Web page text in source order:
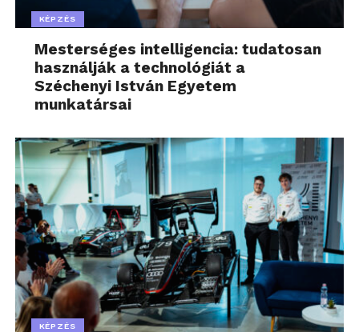
KÉPZÉS
Mesterséges intelligencia: tudatosan
használják a technológiát a
Széchenyi István Egyetem
munkatársai
KÉPZÉS